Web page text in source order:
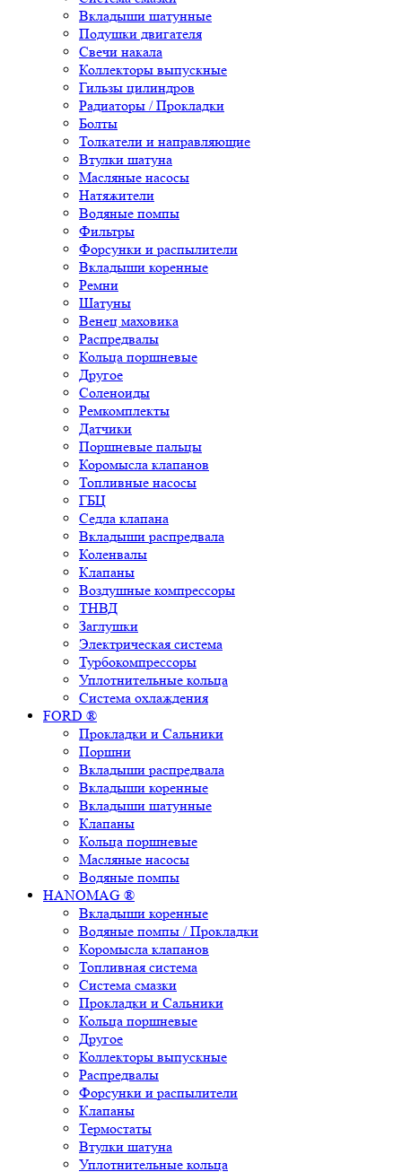
Вкладыши шатунные
Подушки двигателя
Свечи накала
Коллекторы выпускные
Гильзы цилиндров
Радиаторы / Прокладки
Болты
Толкатели и направляющие
Втулки шатуна
Масляные насосы
Натяжители
Водяные помпы
Фильтры
Форсунки и распылители
Вкладыши коренные
Ремни
Шатуны
Венец маховика
Распредвалы
Кольца поршневые
Другое
Соленоиды
Ремкомплекты
Датчики
Поршневые пальцы
Коромысла клапанов
Топливные насосы
ГБЦ
Седла клапана
Вкладыши распредвала
Коленвалы
Клапаны
Воздушные компрессоры
ТНВД
Заглушки
Электрическая система
Турбокомпрессоры
Уплотнительные кольца
Система охлаждения
FORD ®
Прокладки и Сальники
Поршни
Вкладыши распредвала
Вкладыши коренные
Вкладыши шатунные
Клапаны
Кольца поршневые
Масляные насосы
Водяные помпы
HANOMAG ®
Вкладыши коренные
Водяные помпы / Прокладки
Коромысла клапанов
Топливная система
Система смазки
Прокладки и Сальники
Кольца поршневые
Другое
Коллекторы выпускные
Распредвалы
Форсунки и распылители
Клапаны
Термостаты
Втулки шатуна
Уплотнительные кольца